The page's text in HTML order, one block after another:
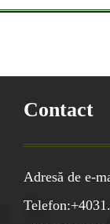
Contact
Adresă de e-